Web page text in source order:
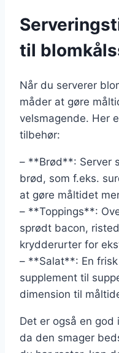
til
Når du serverer
måder at gøre
velsmagende. Her
tilbehør:
– **Brød**: Server
brød, som f.eks.
at gøre måltidet
– **Toppings**:
sprødt bacon,
krydderurter for
– **Salat**: En
supplement til
dimension til
Det er også en god
da den smager